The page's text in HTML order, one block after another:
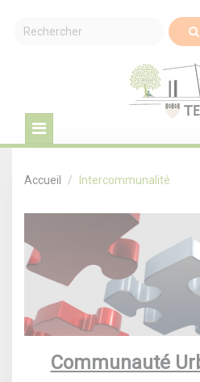
Accueil Intercommunalité
Communauté